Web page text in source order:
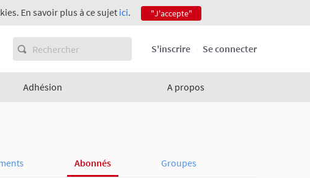
En savoir plus à ce sujet ici. "J'accepte"
S'inscrire Se connecter
Adhésion A propos
Abonnés Groupes